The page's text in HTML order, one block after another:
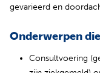
gevarieerd en
Onderwerpen
Consultvoering